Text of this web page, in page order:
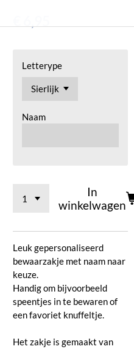
Letterype
Naam
In
winkelwagen
Leuk gepersonaliseerd
bewaarzakje met naam naar
keuze.
Handig om bijvoorbeeld
speentjes in te bewaren of
een favoriet knuffeltje.
Het zakje is gemaakt van